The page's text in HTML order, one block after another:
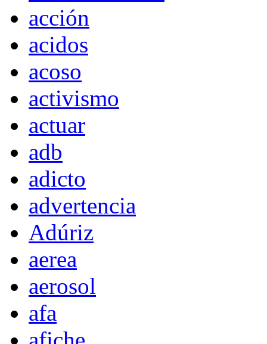
acción
acidos
acoso
activismo
actuar
adb
adicto
advertencia
Adúriz
aerea
aerosol
afa